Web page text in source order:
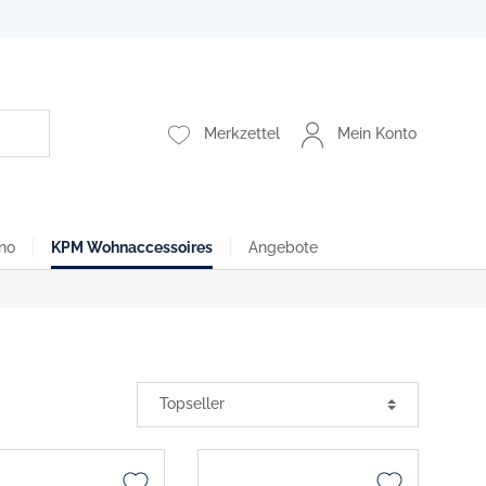
Merkzettel Mein Konto
KPM Wohnaccessoires Angebote